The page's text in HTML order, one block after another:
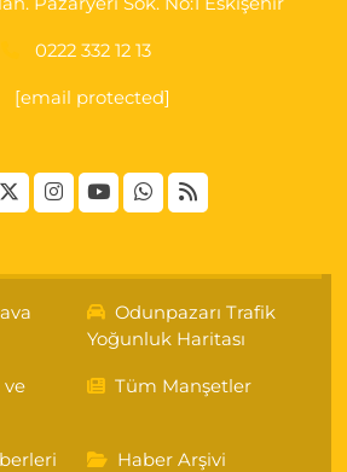
0222 332 12 13
[email protected]
Odunpazarı Trafik
Yoğunluk Haritası
Tüm Manşetler
Haber Arşivi